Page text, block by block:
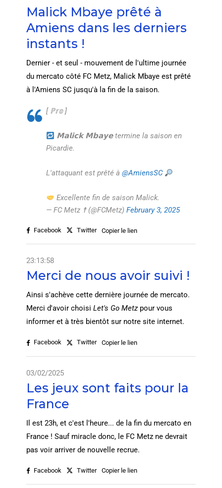
Malick Mbaye prêté à
Amiens dans les derniers
instants !
Dernier - et seul - mouvement de l'ultime journée
du mercato côté FC Metz, Malick Mbaye est prêté
à l'Amiens SC jusqu'à la fin de la saison.
[ ℙ𝕣𝕠 ]
𝗠𝗮𝗹𝗶𝗰𝗸 𝗠𝗯𝗮𝘆𝗲 termine la saison en
Picardie.
L'attaquant est prêté à @AmiensSC
Excellente fin de saison Malick.
— FC Metz ☨ (@FCMetz) February 3, 2025
Facebook Twitter Copier le lien
23:13:58
Merci de nous avoir suivi !
Ainsi s'achève cette dernière journée de mercato.
Merci d'avoir choisi Let's Go Metzpour vous
informer et à très bientôt sur notre site internet.
Facebook Twitter Copier le lien
03/02/2025
Les jeux sont faits pour la
France
Il est 23h, et c'est l'heure... de la fin du mercato en
France ! Sauf miracle donc, le FC Metz ne devrait
pas voir arriver de nouvelle recrue.
Facebook Twitter Copier le lien